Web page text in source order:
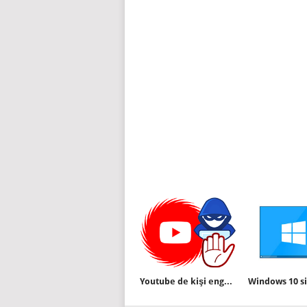
Youtube de kişi engelleme ve engeli kaldırma